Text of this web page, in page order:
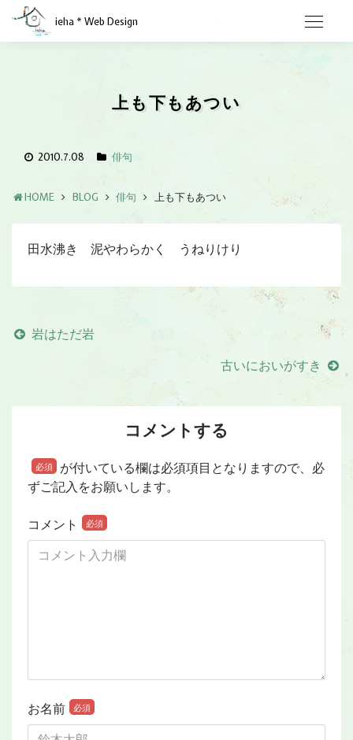
ieha * Web Design
上も下もあつい
2010.7.08 俳句
HOME BLOG 俳句 上も下もあつい
田水沸き 泥やわらかく うねりけり
岩はただ岩
古いにおいがすき
コメントする
必須
が付いている欄は必須項目となりますので、必
ずご記入をお願いします。
コメント 必須
お名前 必須